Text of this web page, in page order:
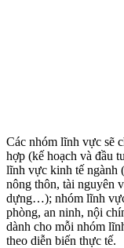
Các nhóm lĩnh vực sẽ
hợp (kế hoạch và đầu
lĩnh vực kinh tế ngành
nông thôn, tài nguyên
dựng…); nhóm lĩnh
phòng, an ninh, nội
dành cho mỗi nhóm
theo diễn biến thực tế.